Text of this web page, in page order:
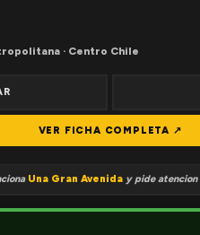
· Centro Chile
VER FICHA COMPLETA ↗
Una Gran Avenida y pide atencion